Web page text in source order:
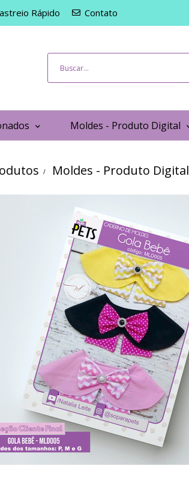
Rápido Contato
Moldes - Produto Digital
Moldes - Produto Digital